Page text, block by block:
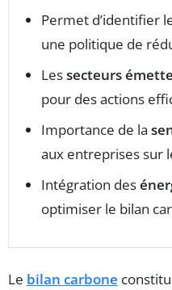
Permet d’identifier
une politique de
Lessecteurs
pour des actions
Importance de la
aux entreprises sur
Intégration des
optimiser le bilan
Le bilan carbone